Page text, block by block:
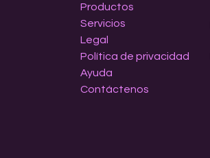
Productos
Servicios
Legal
Política de privacidad
Ayuda
Contáctenos